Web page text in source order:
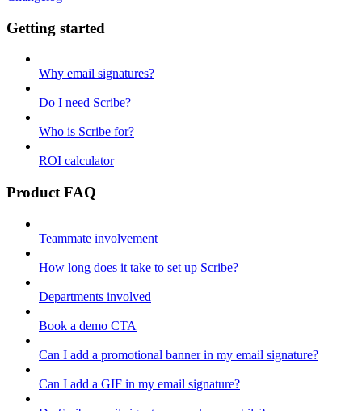
Getting started
Why email signatures?
Do I need Scribe?
Who is Scribe for?
ROI calculator
Product FAQ
Teammate involvement
How long does it take to set up Scribe?
Departments involved
Book a demo CTA
Can I add a promotional banner in my email signature?
Can I add a GIF in my email signature?